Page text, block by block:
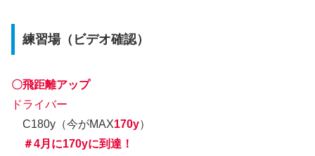
練習場（ビデオ確認）
〇飛距離アップ
ドライバー
C180y（今がMAX170y）
＃4月に170yに到達！